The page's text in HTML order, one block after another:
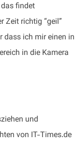
findet
Zeit richtig “geil”
dass ich mir einen in
in die Kamera
und
von IT-Times.de